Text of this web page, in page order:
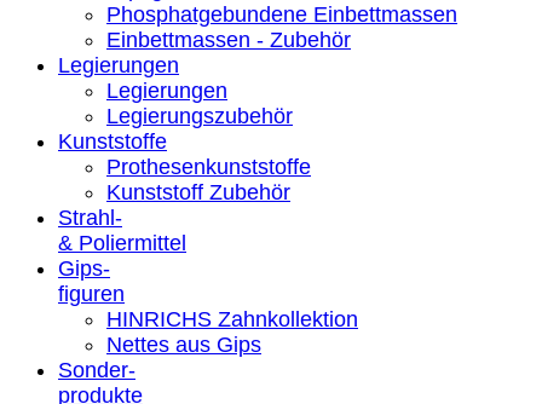
Phosphatgebundene Einbettmassen
Einbettmassen - Zubehör
Legierungen
Legierungen
Legierungszubehör
Kunststoffe
Prothesenkunststoffe
Kunststoff Zubehör
Strahl-
& Poliermittel
Gips-
figuren
HINRICHS Zahnkollektion
Nettes aus Gips
Sonder-
produkte